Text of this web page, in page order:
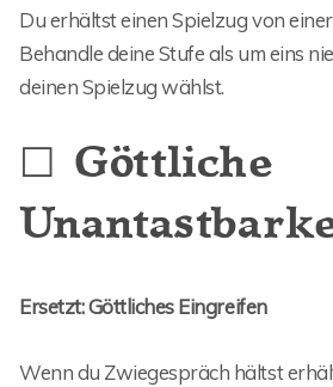
Du erhältst einen Spielzug von
Behandle deine Stufe als um eins
deinen Spielzug wählst.
☐ Göttliche
Ersetzt: Göttliches Eingreifen
Wenn du Zwiegespräch hältst